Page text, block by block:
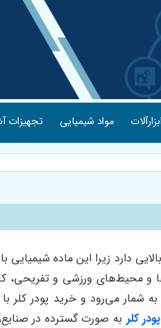
ابزارآلات مواد شیمیایی تجهیزات
زیرا این ماده شیمیایی با
و محیط‌های ورزشی و تفریحی،
می‌رود و خرید پودر کلر با
کلر به صورت گسترده در